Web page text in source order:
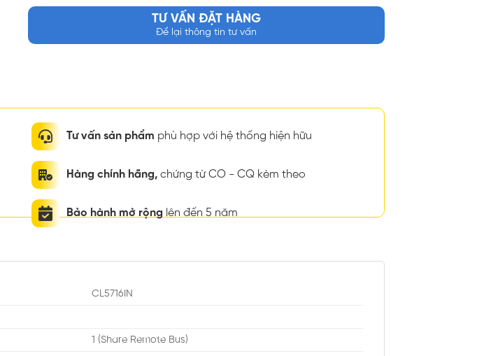
TƯ VẤN ĐẶT HÀNG
Để lại thông tin tư vấn
Tư vấn sản phẩm phù hợp với hệ thống hiện hữu
Hàng chính hãng, chứng từ CO - CQ kèm theo
Bảo hành mở rộng lên đến 5 năm
CL5716IN
1 (Share Remote Bus)